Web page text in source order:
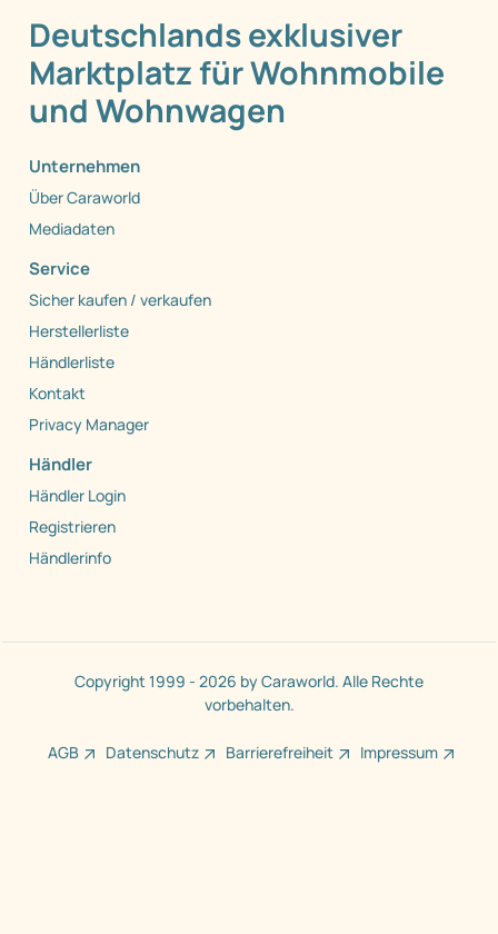
Deutschlands exklusiver
Marktplatz für Wohnmobile
und Wohnwagen
Unternehmen
Über Caraworld
Mediadaten
Service
Sicher kaufen / verkaufen
Herstellerliste
Händlerliste
Kontakt
Privacy Manager
Händler
Händler Login
Registrieren
Händlerinfo
Copyright 1999 - 2026 by Caraworld. Alle Rechte
vorbehalten.
AGB Datenschutz Barrierefreiheit Impressum